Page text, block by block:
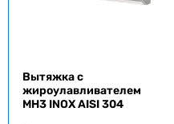
Вытяжка с
жироулавливателем
MH3 INOX AISI 304